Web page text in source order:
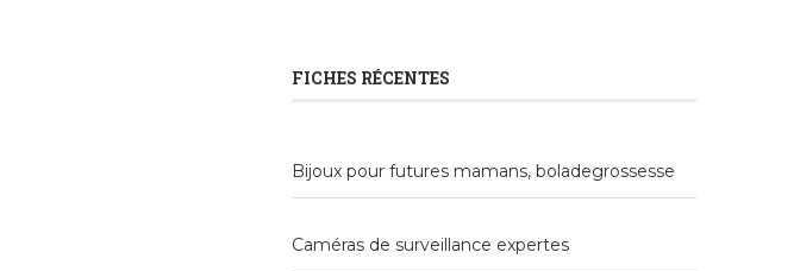
FICHES RÉCENTES
Bijoux pour futures mamans, boladegrossesse
Caméras de surveillance expertes